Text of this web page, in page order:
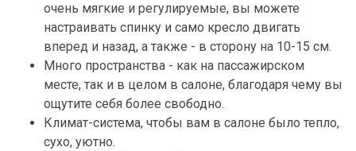
очень мягкие и регулируемые, вы можете
настраивать спинку и само кресло двигать
вперед и назад, а также - в сторону на 10-15 см.
Много пространства - как на пассажирском
месте, так и в целом в салоне, благодаря чему вы
ощутите себя более свободно.
Климат-система, чтобы вам в салоне было тепло,
сухо, уютно.